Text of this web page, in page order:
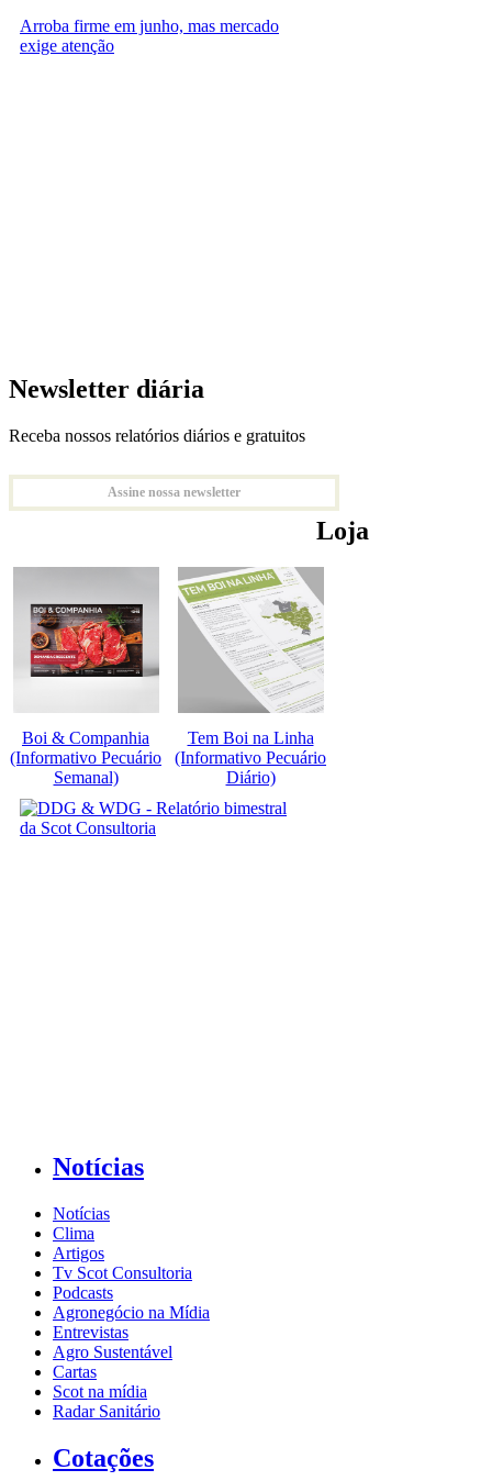
Arroba firme em junho, mas mercado
exige atenção
Newsletter diária
Receba nossos relatórios diários e gratuitos
Assine nossa newsletter
Loja
Boi & Companhia
(Informativo Pecuário
Semanal)
Tem Boi na Linha
(Informativo Pecuário
Diário)
Notícias
Notícias
Clima
Artigos
Tv Scot Consultoria
Podcasts
Agronegócio na Mídia
Entrevistas
Agro Sustentável
Cartas
Scot na mídia
Radar Sanitário
Cotações